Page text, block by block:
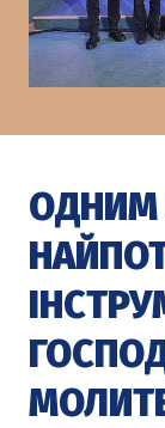
ОДНИМ